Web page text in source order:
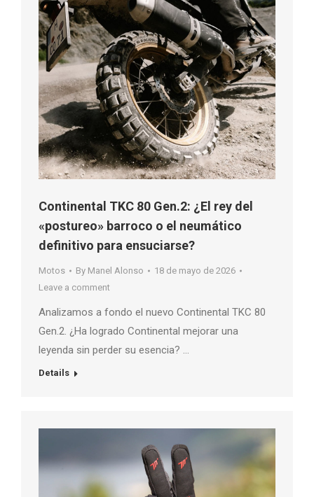
Continental TKC 80 Gen.2: ¿El rey del
«postureo» barroco o el neumático
definitivo para ensuciarse?
Motos By Manel Alonso
18 de mayo de 2026
Leave a comment
Analizamos a fondo el nuevo Continental TKC 80
Gen.2. ¿Ha logrado Continental mejorar una
leyenda sin perder su esencia? …
Details